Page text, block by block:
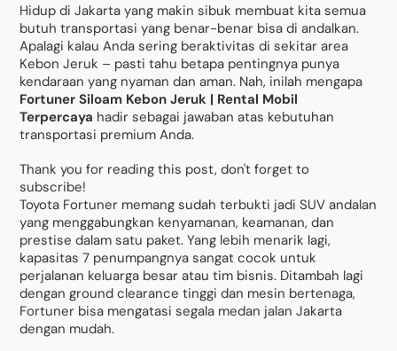
Hidup di Jakarta yang makin sibuk membuat kita semua
butuh transportasi yang benar-benar bisa di andalkan.
Apalagi kalau Anda sering beraktivitas di sekitar area
Kebon Jeruk – pasti tahu betapa pentingnya punya
kendaraan yang nyaman dan aman. Nah, inilah mengapa
Fortuner Siloam Kebon Jeruk | Rental Mobil
Terpercaya hadir sebagai jawaban atas kebutuhan
transportasi premium Anda.
Thank you for reading this post, don't forget to
subscribe!
Toyota Fortuner memang sudah terbukti jadi SUV andalan
yang menggabungkan kenyamanan, keamanan, dan
prestise dalam satu paket. Yang lebih menarik lagi,
kapasitas 7 penumpangnya sangat cocok untuk
perjalanan keluarga besar atau tim bisnis. Ditambah lagi
dengan ground clearance tinggi dan mesin bertenaga,
Fortuner bisa mengatasi segala medan jalan Jakarta
dengan mudah.